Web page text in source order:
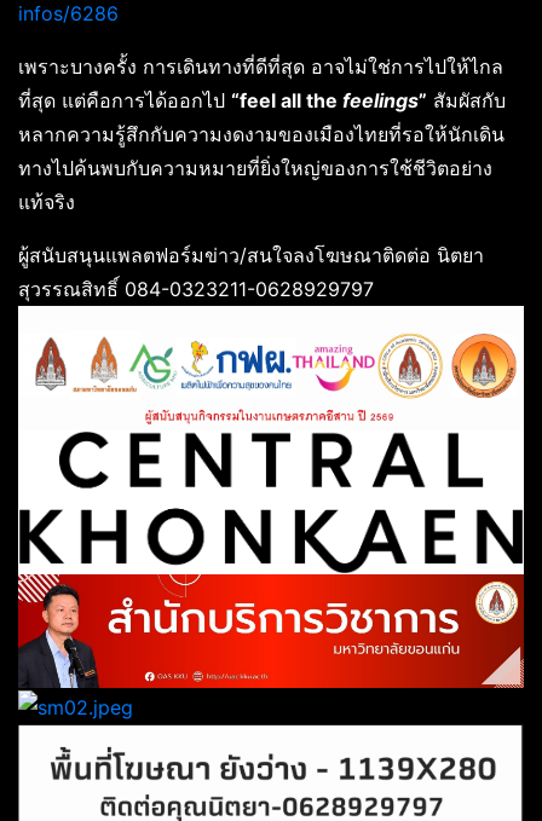
infos/6286
เพราะบางครั้ง การเดินทางที่ดีที่สุด อาจไม่ใช่การไปให้ไกล
ที่สุด แต่คือการได้ออกไป “feel all the feelings” สัมผัสกับ
หลากความรู้สึกกับความงดงามของเมืองไทยที่รอให้นักเดิน
ทางไปค้นพบกับความหมายที่ยิ่งใหญ่ของการใช้ชีวิตอย่าง
แท้จริง
ผู้สนับสนุนแพลตฟอร์มข่าว/สนใจลงโฆษณาติดต่อ นิตยา
สุวรรณสิทธิ์ 084-0323211-0628929797